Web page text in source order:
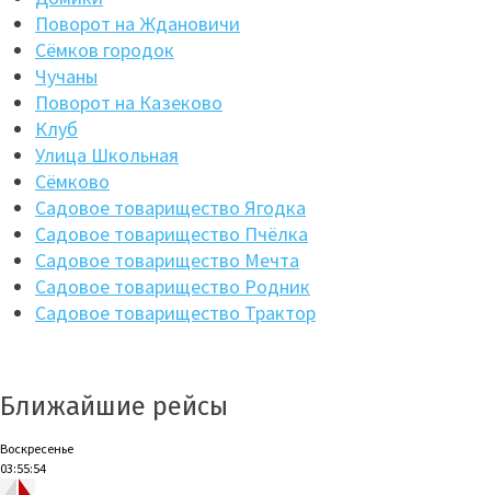
Поворот на Ждановичи
Сёмков городок
Чучаны
Поворот на Казеково
Клуб
Улица Школьная
Сёмково
Садовое товарищество Ягодка
Садовое товарищество Пчёлка
Садовое товарищество Мечта
Садовое товарищество Родник
Садовое товарищество Трактор
Ближайшие рейсы
Воскресенье
03:55:55